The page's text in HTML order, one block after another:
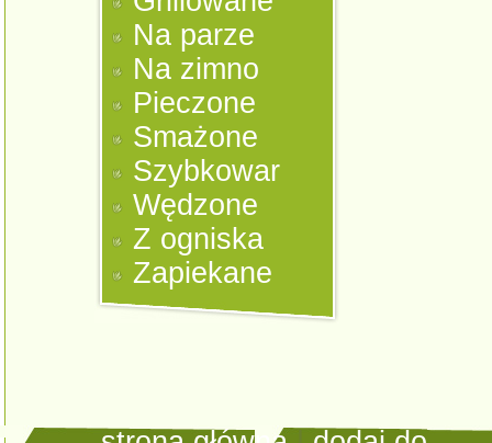
Na parze
Na zimno
Pieczone
Smażone
Szybkowar
Wędzone
Z ogniska
Zapiekane